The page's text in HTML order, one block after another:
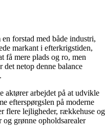
forstad med både industri,
markant i efterkrigstiden,
få mere plads og ro, men
netop denne balance
aktører arbejdet på at udvikle
efterspørgslen på moderne
flere lejligheder, rækkehuse og
grønne opholdsarealer